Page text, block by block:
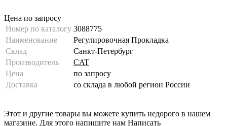
Цена по запросу
Номер по каталогу 3088775
Наименование
Регулировочная Прокладка
Склад
Санкт-Петербург
Производитель
CAT
Цена
по запросу
Доставка
со склада в любой регион России
Этот и другие товары вы можете купить недорого в нашем
магазине. Для этого напишите нам Написать